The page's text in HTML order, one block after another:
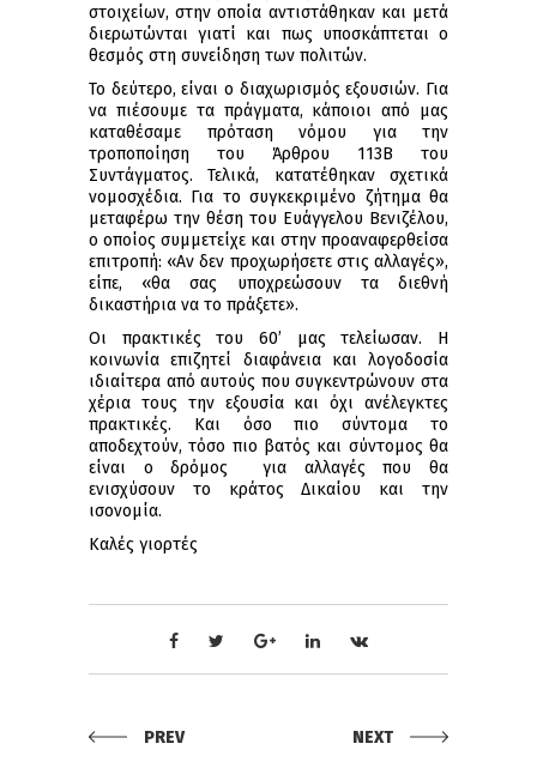
στοιχείων, στην οποία αντιστάθηκαν και μετά
διερωτώνται γιατί και πως υποσκάπτεται ο
θεσμός στη συνείδηση των πολιτών.
Το δεύτερο, είναι ο διαχωρισμός εξουσιών. Για
να πιέσουμε τα πράγματα, κάποιοι από μας
καταθέσαμε πρόταση νόμου για την
τροποποίηση του Άρθρου 113Β του
Συντάγματος. Τελικά, κατατέθηκαν σχετικά
νομοσχέδια. Για το συγκεκριμένο ζήτημα θα
μεταφέρω την θέση του Ευάγγελου Βενιζέλου,
ο οποίος συμμετείχε και στην προαναφερθείσα
επιτροπή: «Αν δεν προχωρήσετε στις αλλαγές»,
είπε, «θα σας υποχρεώσουν τα διεθνή
δικαστήρια να το πράξετε».
Οι πρακτικές του 60’ μας τελείωσαν. Η
κοινωνία επιζητεί διαφάνεια και λογοδοσία
ιδιαίτερα από αυτούς που συγκεντρώνουν στα
χέρια τους την εξουσία και όχι ανέλεγκτες
πρακτικές. Και όσο πιο σύντομα το
αποδεχτούν, τόσο πιο βατός και σύντομος θα
είναι ο δρόμος για αλλαγές που θα
ενισχύσουν το κράτος Δικαίου και την
ισονομία.
Καλές γιορτές
PREV NEXT